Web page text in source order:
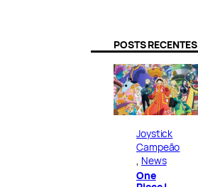
POSTS RECENTES
Joystick
Campeão
News
One